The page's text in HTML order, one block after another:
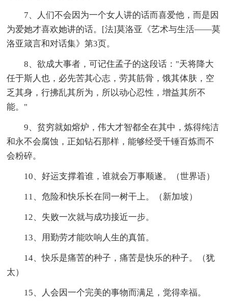
7、人们不会因为一个女人讲的话而喜爱他，而是因
为爱她才喜欢她讲的话。[法]莫洛亚《艺术与生活——莫
洛亚箴言和对话集》第3页。
8、欲成大事者，可记住孟子的这段话："天将降大
任于斯人也，必先苦其心志，劳其筋骨，饿其体肤，空
乏其身，行拂乱其所为，所以动心忍性，增益其所不
能。"
9、贫穷就如熔炉，伟大才智都全在其中，炼得纯洁
和永不会腐蚀，正如钻石那样，能够经受千锤百炼而不
会粉碎。
10、好运支撑着谁，谁就会万事顺遂。（世界语）
11、危险和快乐长在同一树干上。（新加坡）
12、失败一次就与成功接近一步。
13、用勤劳才能吹响人生的真笛。
14、快乐是痛苦的种子，痛苦是快乐的种子。（犹
太）
15、人会因一个完美的事物而满足，觉得幸福。